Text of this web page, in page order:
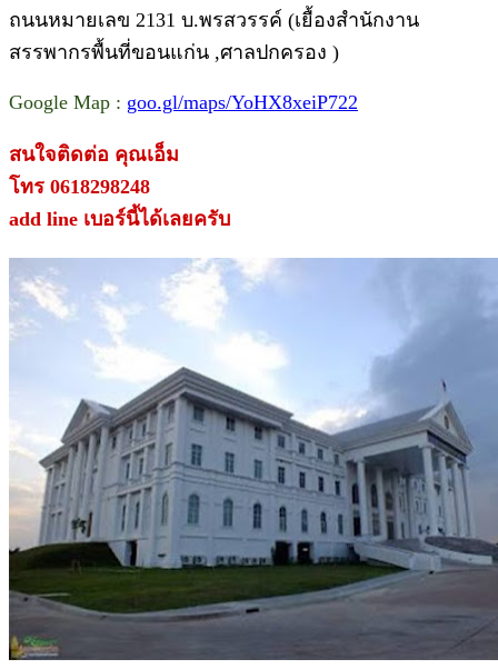
ถนนหมายเลข 2131 บ.พรสวรรค์ (เยื้องสำนักงาน
สรรพากรพื้นที่ขอนแก่น ,ศาลปกครอง )
Google Map : goo.gl/maps/YoHX8xeiP722
สนใจติดต่อ คุณเอ็ม
โทร 0618298248
add line เบอร์นี้ได้เลยครับ